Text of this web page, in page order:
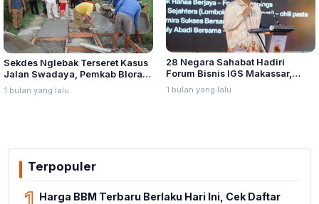
Sekdes Nglebak Terseret Kasus
Jalan Swadaya, Pemkab Blora
Sebut Pendampingan Hukum
Bukan Kewenangannya
1 bulan yang lalu
28 Negara Sahabat Hadiri
Forum Bisnis IGS Makassar,
Munafri Tawarkan Investasi
Stadion Untia
1 bulan yang lalu
Terpopuler
Harga BBM Terbaru Berlaku Hari Ini, Cek Daftar